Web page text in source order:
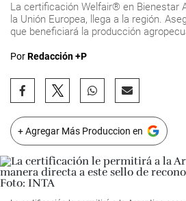
La certificación Welfair® en Bienestar
la Unión Europea, llega a la región.
que beneficiará la producción
PorRedacción +P
+ Agregar Más Produccion en